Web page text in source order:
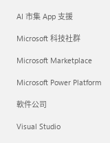
AI 市集 App 支援
Microsoft 科技社群
Microsoft Marketplace
Microsoft Power Platform
軟件公司
Visual Studio